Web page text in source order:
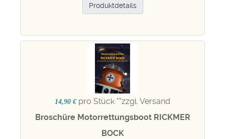
Produktdetails
14,90 € pro Stück ""zzgl. Versand
Broschüre Motorrettungsboot RICKMER
BOCK